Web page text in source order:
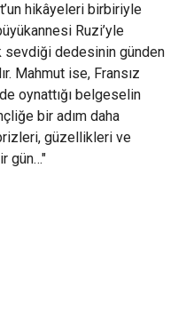
hikâyeleri birbiriyle
Ruzi’yle
sevdiği dedesinin günden
Mahmut ise, Fransız
oynattığı belgeselin
bir adım daha
güzellikleri ve
gün…"